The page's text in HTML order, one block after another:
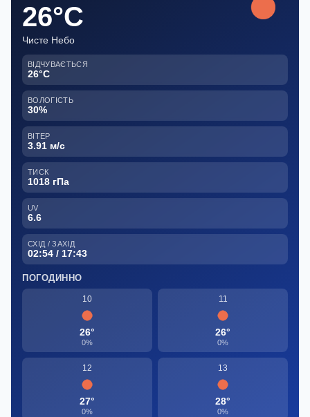
26°C
Чисте Небо
ВІДЧУВАЄТЬСЯ
26°C
ВОЛОГІСТЬ
30%
ВІТЕР
3.91 м/с
ТИСК
1018 гПа
UV
6.6
СХІД / ЗАХІД
02:54 / 17:43
ПОГОДИННО
10
26°
0%
11
26°
0%
12
27°
0%
13
28°
0%